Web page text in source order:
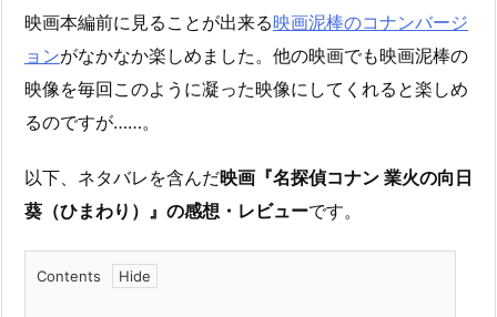
映画本編前に見ることが出来る映画泥棒のコナンバージ
ョンがなかなか楽しめました。他の映画でも映画泥棒の
映像を毎回このように凝った映像にしてくれると楽しめ
るのですが……。
以下、ネタバレを含んだ映画『名探偵コナン 業火の向日
葵（ひまわり）』の感想・レビューです。
Contents